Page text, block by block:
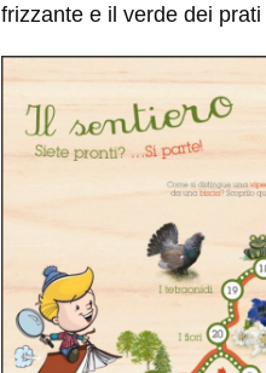
frizzante e il verde dei